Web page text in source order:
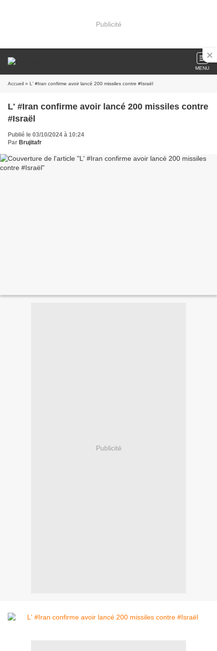
Publicité
MENU
Accueil » L' #Iran confirme avoir lancé 200 missiles contre #Israël
L' #Iran confirme avoir lancé 200 missiles contre
#Israël
Publié le 03/10/2024 à 10:24
Par Brujitafr
Publicité